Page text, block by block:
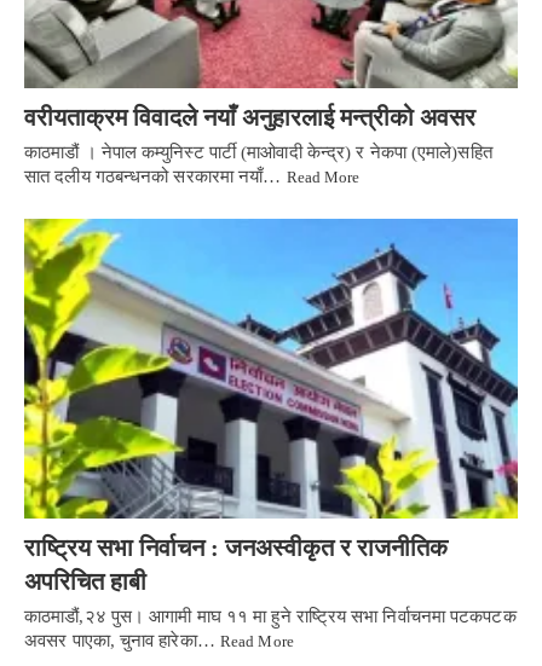
वरीयताक्रम विवादले नयाँ अनुहारलाई मन्त्रीको अवसर
काठमाडौं । नेपाल कम्युनिस्ट पार्टी (माओवादी केन्द्र) र नेकपा (एमाले)सहित
सात दलीय गठबन्धनको सरकारमा नयाँ… Read More
राष्ट्रिय सभा निर्वाचन : जनअस्वीकृत र राजनीतिक
अपरिचित हाबी
काठमाडौं,२४ पुस। आगामी माघ ११ मा हुने राष्ट्रिय सभा निर्वाचनमा पटकपटक
अवसर पाएका, चुनाव हारेका… Read More